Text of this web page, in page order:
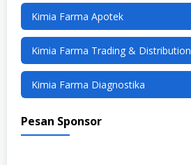
Kimia Farma Apotek
Kimia Farma Trading & Distribution
Kimia Farma Diagnostika
Pesan Sponsor